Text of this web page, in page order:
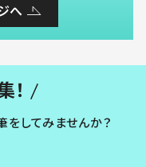
へ
！
をしてみませんか？